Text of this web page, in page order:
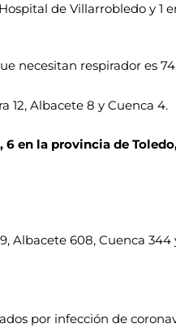
de Villarrobledo y
necesitan respirador es
12, Albacete 8 y Cuenca 4.
en la provincia de
Albacete 608, Cuenca 344
por infección de